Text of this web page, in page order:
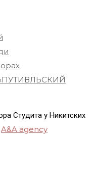
«ПУТИВЛЬСКИЙ
Студита у Никитских
A&A agency